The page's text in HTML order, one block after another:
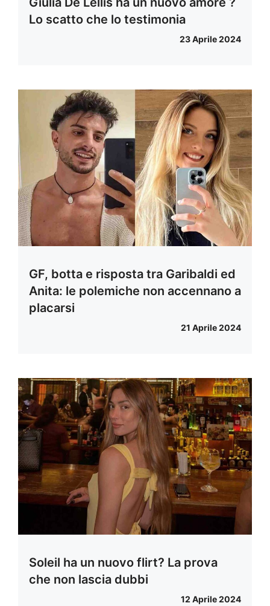
Lo scatto che lo testimonia
23 Aprile 2024
GF, botta e risposta tra Garibaldi ed
Anita: le polemiche non accennano a
placarsi
21 Aprile 2024
Soleil ha un nuovo flirt? La prova
che non lascia dubbi
12 Aprile 2024